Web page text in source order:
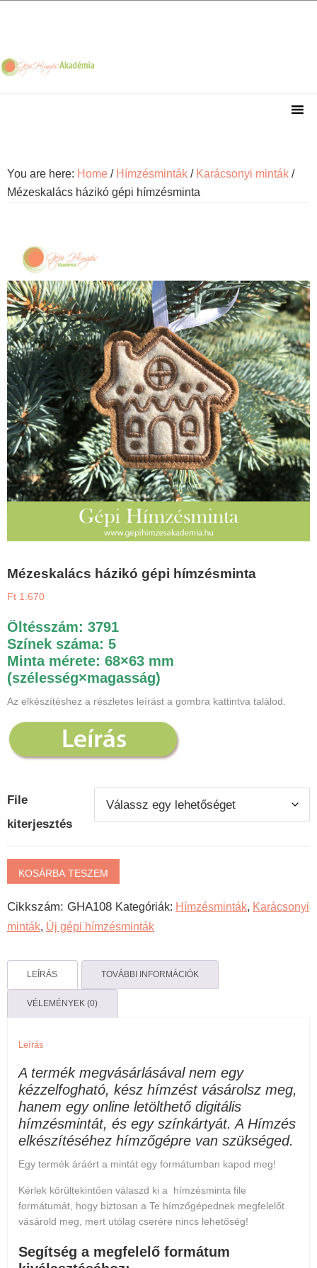
navigation
content
sidebar
You are here: Home / Hímzésminták / Karácsonyi minták /
Mézeskalács házikó gépi hímzésminta
Mézeskalács házikó gépi hímzésminta
Ft 1.670
Öltésszám: 3791
Színek száma: 5
Minta mérete: 68×63 mm
(szélesség×magasság)
Az elkészítéshez a részletes leírást a gombra kattintva találod.
File
kiterjesztés
Mézeskalács
házikó
gépi
hímzésminta
KOSÁRBA TESZEM
Cikkszám: GHA108 Kategóriák: Hímzésminták, Karácsonyi
minták, Új gépi hímzésminták
LEÍRÁS TOVÁBBI INFORMÁCIÓK
VÉLEMÉNYEK (0)
Leírás
A termék megvásárlásával nem egy
kézzelfogható, kész hímzést vásárolsz meg,
hanem egy online letölthető digitális
hímzésmintát, és egy színkártyát. A Hímzés
elkészítéséhez hímzőgépre van szükséged.
Egy termék áráért a mintát egy formátumban kapod meg!
Kérlek körültekintően válaszd ki a hímzésminta file
formátumát, hogy biztosan a Te hímzőgépednek megfelelőt
vásárold meg, mert utólag cserére nincs lehetőség!
Segítség a megfelelő formátum